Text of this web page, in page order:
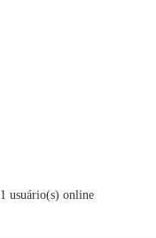
1 usuário(s) online